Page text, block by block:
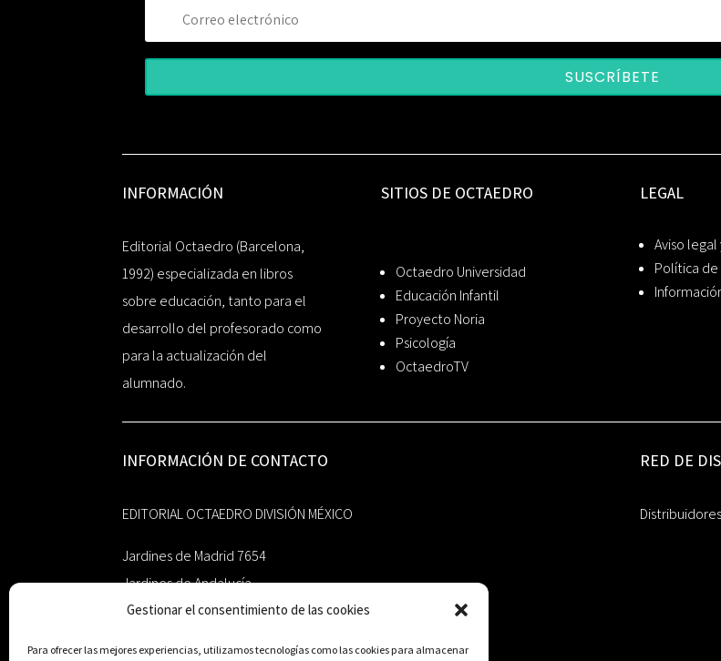
Gestionar el consentimiento de las cookies
Para ofrecer las mejores experiencias, utilizamos tecnologías como las cookies para almacenar
SUSCRÍBETE
INFORMACIÓN
Editorial Octaedro (Barcelona,
1992) especializada en libros
sobre educación, tanto para el
desarrollo del profesorado como
para la actualización del
alumnado.
SITIOS DE OCTAEDRO
Octaedro Universidad
Educación Infantil
Proyecto Noria
Psicología
OctaedroTV
LEGAL
Aviso
Política
INFORMACIÓN DE CONTACTO
EDITORIAL OCTAEDRO DIVISIÓN MÉXICO
Jardines de Madrid 7654
Jardines de Andalucía
Guadalupe, Nuevo León
RED DE